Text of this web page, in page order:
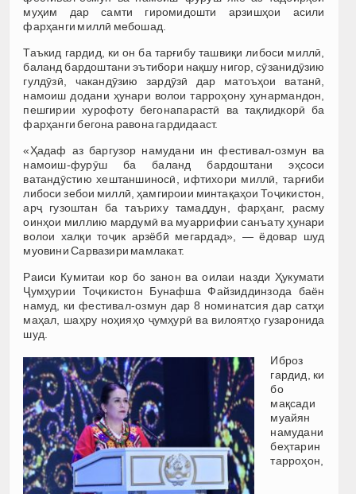
муҳим дар самти гиромидошти арзишҳои асили
фарҳанги миллӣ мебошад.
Таъкид гардид, ки он ба тарғибу ташвиқи либоси миллӣ,
баланд бардоштани эътибори нақшу нигор, сӯзанидӯзию
гулдӯзӣ, чакандӯзию зардӯзӣ дар матоъҳои ватанӣ,
намоиш додани ҳунари волои тарроҳону ҳунармандон,
пешгирии хурофоту бегонапарастӣ ва тақлидкорӣ ба
фарҳанги бегона равона гардидааст.
«Ҳадаф аз баргузор намудани ин фестивал-озмун ва
намоиш-фурӯш ба баланд бардоштани эҳсоси
ватандӯстию хештаншиносӣ, ифтихори миллӣ, тарғиби
либоси зебои миллӣ, ҳамгироии минтақаҳои Тоҷикистон,
арҷ гузоштан ба таъриху тамаддун, фарҳанг, расму
оинҳои миллию мардумӣ ва муаррифии санъату ҳунари
волои халқи тоҷик арзёбӣ мегардад», — ёдовар шуд
муовини Сарвазири мамлакат.
Раиси Кумитаи кор бо занон ва оилаи назди Ҳукумати
Ҷумҳурии Тоҷикистон Бунафша Файзиддинзода баён
намуд, ки фестивал-озмун дар 8 номинатсия дар сатҳи
маҳал, шаҳру ноҳияҳо ҷумҳурӣ ва вилоятҳо гузаронида
шуд.
Иброз
гардид, ки
бо
мақсади
муайян
намудани
беҳтарин
тарроҳон,